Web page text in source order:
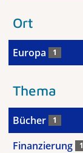
Ort
Europa 1
Thema
Bücher 1
Finanzierung 1